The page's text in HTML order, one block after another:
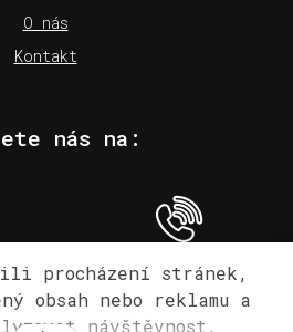
O nás
Kontakt
nás na:
778 749 134
procházení stránek,
obsah nebo reklamu a
návštěvnost,